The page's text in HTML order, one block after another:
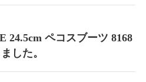
24.5cm ペコスブーツ 8168
した。